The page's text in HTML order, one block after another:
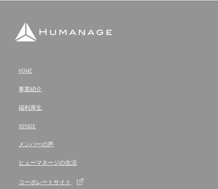
HOME
事業紹介
福利厚生
VOYAGE
メンバーの声
ヒューマネージの生活
コーポレートサイト